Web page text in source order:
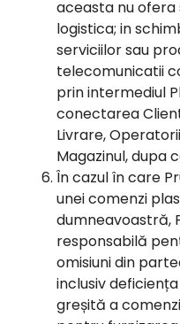
aceasta nu ofera
logistica; in
serviciilor sau
telecomunicatii
prin intermediul
conectarea
Livrare,
Magazinul, dupa
În cazul în care
unei comenzi
dumneavoastră,
responsabilă
omisiuni din
inclusiv
greșită a